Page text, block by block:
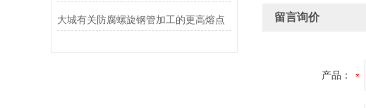
大城有关防腐螺旋钢管加工的更高熔点 留言询价
产品：